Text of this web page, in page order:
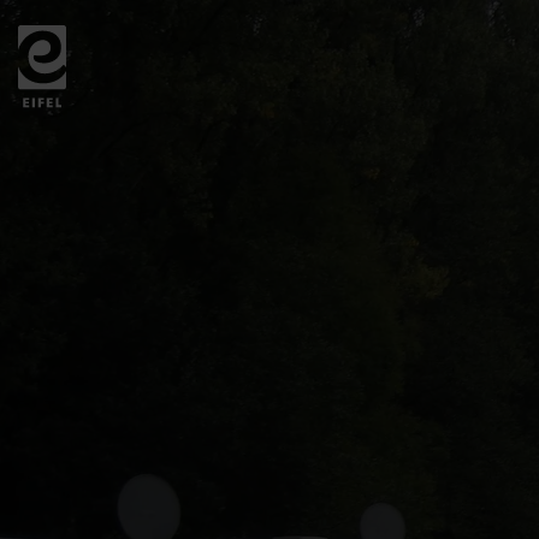
Zurück
zur
Startseite